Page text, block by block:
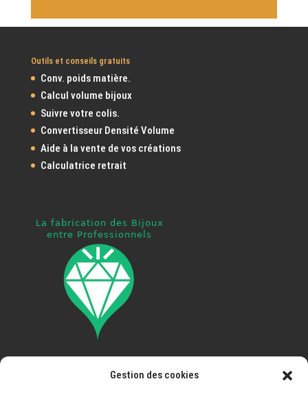
Gestion des cookies
Outils et conseils gratuits
Conv. poids matière.
Calcul volume bijoux
Suivre votre colis.
Convertisseur Densité Volume
Aide à la vente de vos créations
Calculatrice retrait
Pays ouvert à la livraison: France, Espagne, Portugal,